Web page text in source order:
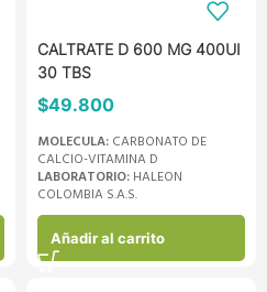
CALTRATE D 600 MG 400UI
30 TBS
$49.800
MOLECULA: CARBONATO DE
CALCIO-VITAMINA D
LABORATORIO: HALEON
COLOMBIA S.A.S.
Añadir al carrito